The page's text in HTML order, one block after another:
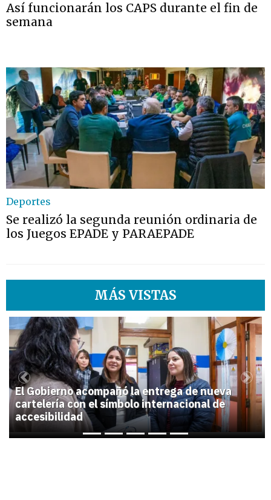
Así funcionarán los CAPS durante el fin de
semana
Deportes
Se realizó la segunda reunión ordinaria de
los Juegos EPADE y PARAEPADE
MÁS VISTAS
1
El Gobierno acompañó la entrega de nueva
cartelería con el símbolo internacional de
accesibilidad
Previous Next